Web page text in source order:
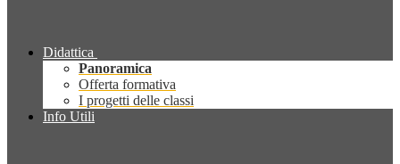
Didattica
Panoramica
Offerta formativa
I progetti delle classi
Info Utili